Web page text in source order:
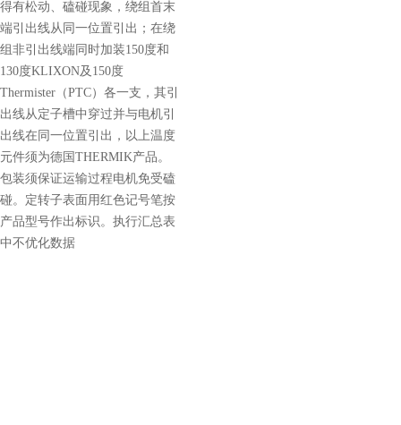
得有松动、磕碰现象，绕组首末
端引出线从同一位置引出；在绕
组非引出线端同时加装150度和
130度KLIXON及150度
Thermister（PTC）各一支，其引
出线从定子槽中穿过并与电机引
出线在同一位置引出，以上温度
元件须为德国THERMIK产品。
包装须保证运输过程电机免受磕
碰。定转子表面用红色记号笔按
产品型号作出标识。执行汇总表
中不优化数据